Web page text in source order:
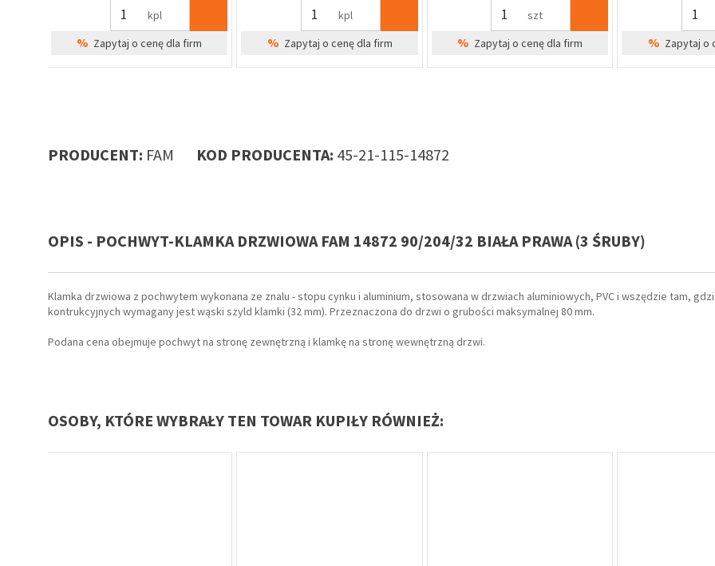
Zapytaj o cenę dla firm kpl
% Zapytaj o cenę dla firm
PRODUCENT: FAM KOD PRODUCENTA: 45-21-115-14872
OPIS - POCHWYT-KLAMKA DRZWIOWA FAM 14872 90/204/32 BIAŁA PRAWA (3 ŚRUBY)
Klamka drzwiowa z pochwytem wykonana ze znalu - stopu cynku i aluminium, stosowana w drzwiach aluminiowych, PVC i wszędzie tam,
kontrukcyjnych wymagany jest wąski szyld klamki (32 mm). Przeznaczona do drzwi o grubości maksymalnej 80 mm.
Podana cena obejmuje pochwyt na stronę zewnętrzną i klamkę na stronę wewnętrzną drzwi.
OSOBY, KTÓRE WYBRAŁY TEN TOWAR KUPIŁY RÓWNIEŻ: